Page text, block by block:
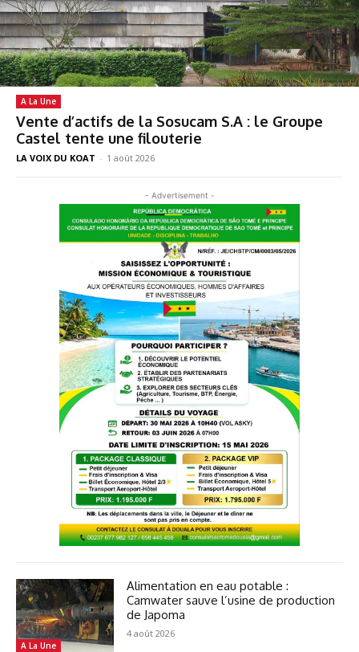
A La Une
Vente d’actifs de la Sosucam S.A : le Groupe
Castel tente une filouterie
LA VOIX DU KOAT - 1 août 2026
- Advertisement -
A La Une
Alimentation en eau potable :
Camwater sauve l’usine de production
de Japoma
4 août 2026